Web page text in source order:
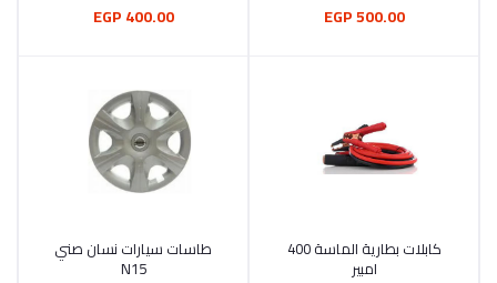
500.00 EGP
400.00 EGP
أضف إلى السلةكابلات بطارية الماسة 400
امبير
أضف إلى السلة
طاسات سيارات نسان صني
N15